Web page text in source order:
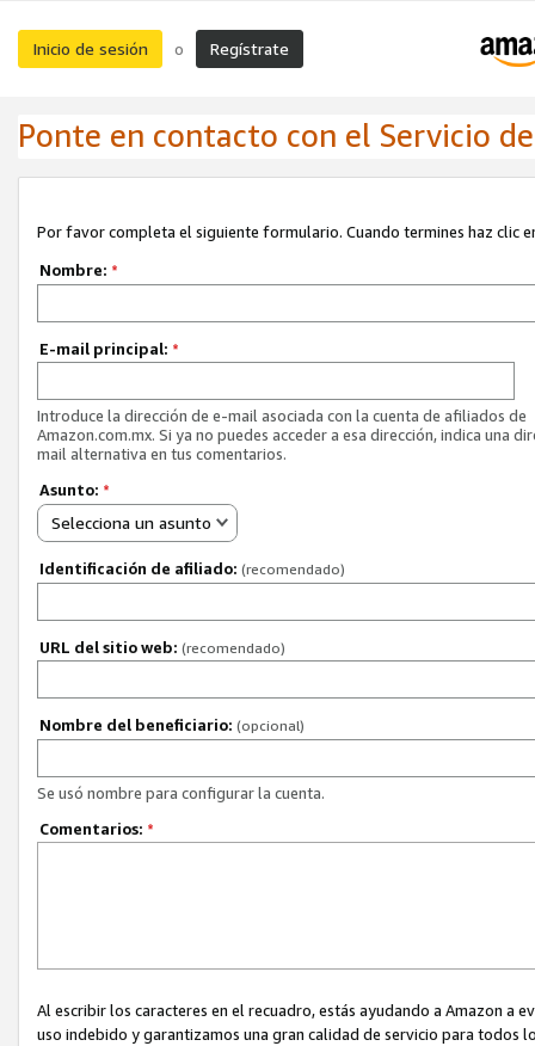
Inicio de sesión o Regístrate
Ponte en contacto con el Servicio
Por favor completa el siguiente formulario. Cuando termines haz clic
Nombre: *
E-mail principal: *
Introduce la dirección de e-mail asociada con la cuenta de afiliados de
Amazon.com.mx. Si ya no puedes acceder a esa dirección, indica una
mail alternativa en tus comentarios.
Asunto: *
Selecciona un asunto
Identificación de afiliado: (recomendado)
URL del sitio web: (recomendado)
Nombre del beneficiario: (opcional)
Se usó nombre para configurar la cuenta.
Comentarios: *
Al escribir los caracteres en el recuadro, estás ayudando a Amazon
uso indebido y garantizamos una gran calidad de servicio para todos